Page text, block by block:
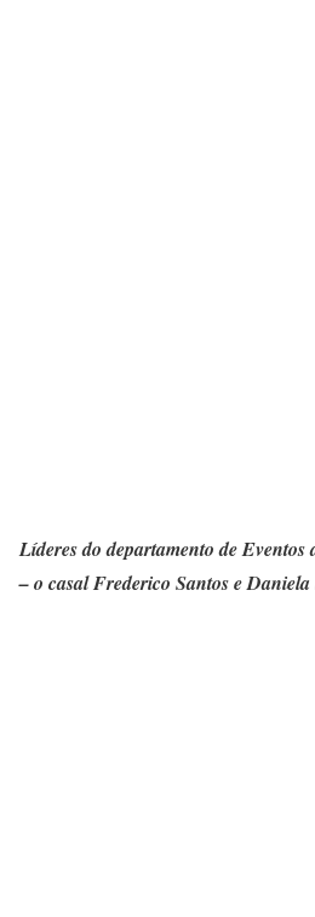
Líderes do departamento de
– o casal Frederico Santos e